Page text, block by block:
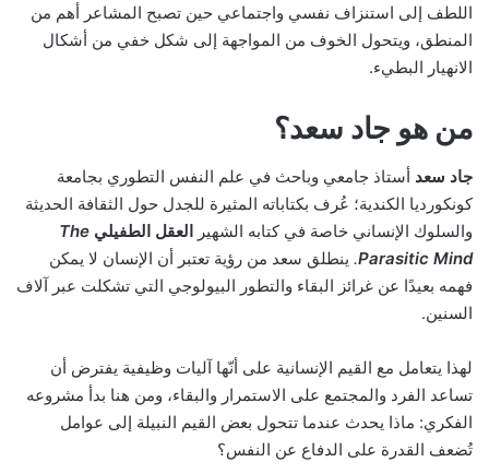
اللطف إلى استنزاف نفسي واجتماعي حين تصبح المشاعر أهم من
المنطق، ويتحول الخوف من المواجهة إلى شكل خفي من أشكال
الانهيار البطيء.
من هو جاد سعد؟
جاد سعد أستاذ جامعي وباحث في علم النفس التطوري بجامعة
كونكورديا الكندية؛ عُرف بكتاباته المثيرة للجدل حول الثقافة الحديثة
والسلوك الإنساني خاصة في كتابه الشهير
العقل الطفيلي The
Parasitic Mind
. ينطلق سعد من رؤية تعتبر أن الإنسان لا يمكن
فهمه بعيدًا عن غرائز البقاء والتطور البيولوجي التي تشكلت عبر آلاف
السنين.
لهذا يتعامل مع القيم الإنسانية على أنّها آليات وظيفية يفترض أن
تساعد الفرد والمجتمع على الاستمرار والبقاء، ومن هنا بدأ مشروعه
الفكري: ماذا يحدث عندما تتحول بعض القيم النبيلة إلى عوامل
تُضعف القدرة على الدفاع عن النفس؟